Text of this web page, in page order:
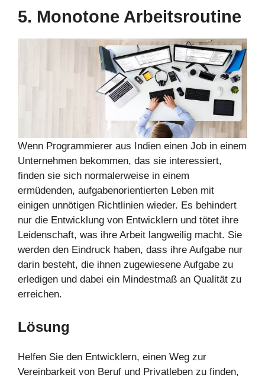
5. Monotone Arbeitsroutine
Wenn Programmierer aus Indien einen Job in einem
Unternehmen bekommen, das sie interessiert,
finden sie sich normalerweise in einem
ermüdenden, aufgabenorientierten Leben mit
einigen unnötigen Richtlinien wieder. Es behindert
nur die Entwicklung von Entwicklern und tötet ihre
Leidenschaft, was ihre Arbeit langweilig macht. Sie
werden den Eindruck haben, dass ihre Aufgabe nur
darin besteht, die ihnen zugewiesene Aufgabe zu
erledigen und dabei ein Mindestmaß an Qualität zu
erreichen.
Lösung
Helfen Sie den Entwicklern, einen Weg zur
Vereinbarkeit von Beruf und Privatleben zu finden,